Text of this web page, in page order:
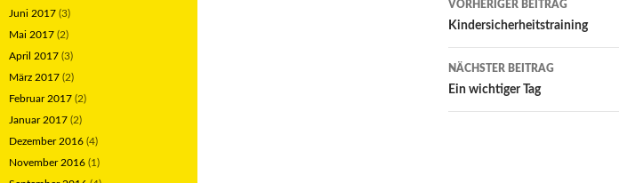
Navigation
VORHERIGER BEITRAG
Kindersicherheitstraining
NÄCHSTER BEITRAG
Ein wichtiger Tag
Juni 2017 (3)
Mai 2017 (2)
April 2017 (3)
März 2017 (2)
Februar 2017 (2)
Januar 2017 (2)
Dezember 2016 (4)
November 2016 (1)